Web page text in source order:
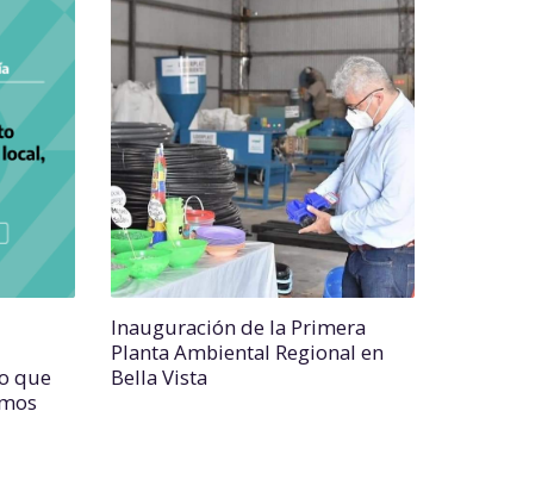
que
Inauguración de la Primera
Planta Ambiental Regional en
Bella Vista